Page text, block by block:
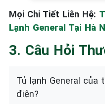
Mọi Chi Tiết Liên Hệ:
Lạnh General Tại Hà
3. Câu Hỏi
Tủ lạnh General của
điện?